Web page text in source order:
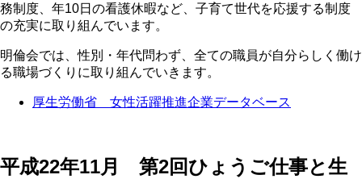
務制度、年10日の看護休暇など、子育て世代を応援する制度
の充実に取り組んでいます。
明倫会では、性別・年代問わず、全ての職員が自分らしく働け
る職場づくりに取り組んでいきます。
厚生労働省 女性活躍推進企業データベース
平成22年11月 第2回ひょうご仕事と生